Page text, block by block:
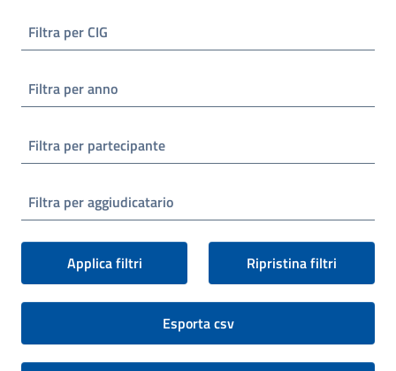
Filtra per CIG
Filtra per anno
Filtra per partecipante
Filtra per aggiudicatario
Applica filtri Ripristina filtri
Esporta csv